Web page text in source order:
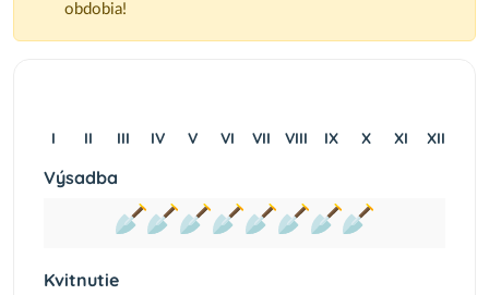
obdobia!
I II III IV V VI VII VIII IX X XI XII
Výsadba
Kvitnutie